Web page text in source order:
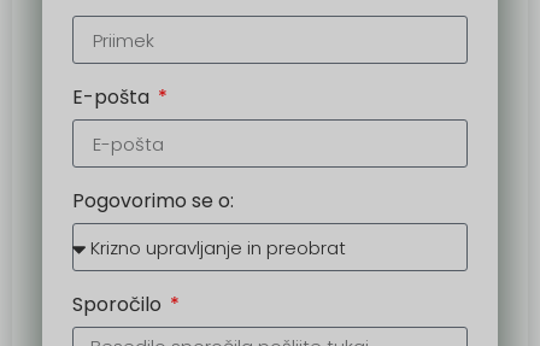
E-pošta
Pogovorimo se o:
Sporočilo